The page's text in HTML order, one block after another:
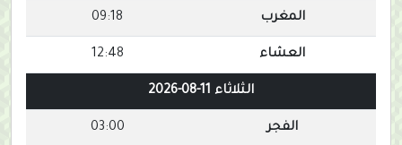
المغرب 09:18
العشاء 12:48
الثلاثاء 11-08-2026
الفجر 03:00